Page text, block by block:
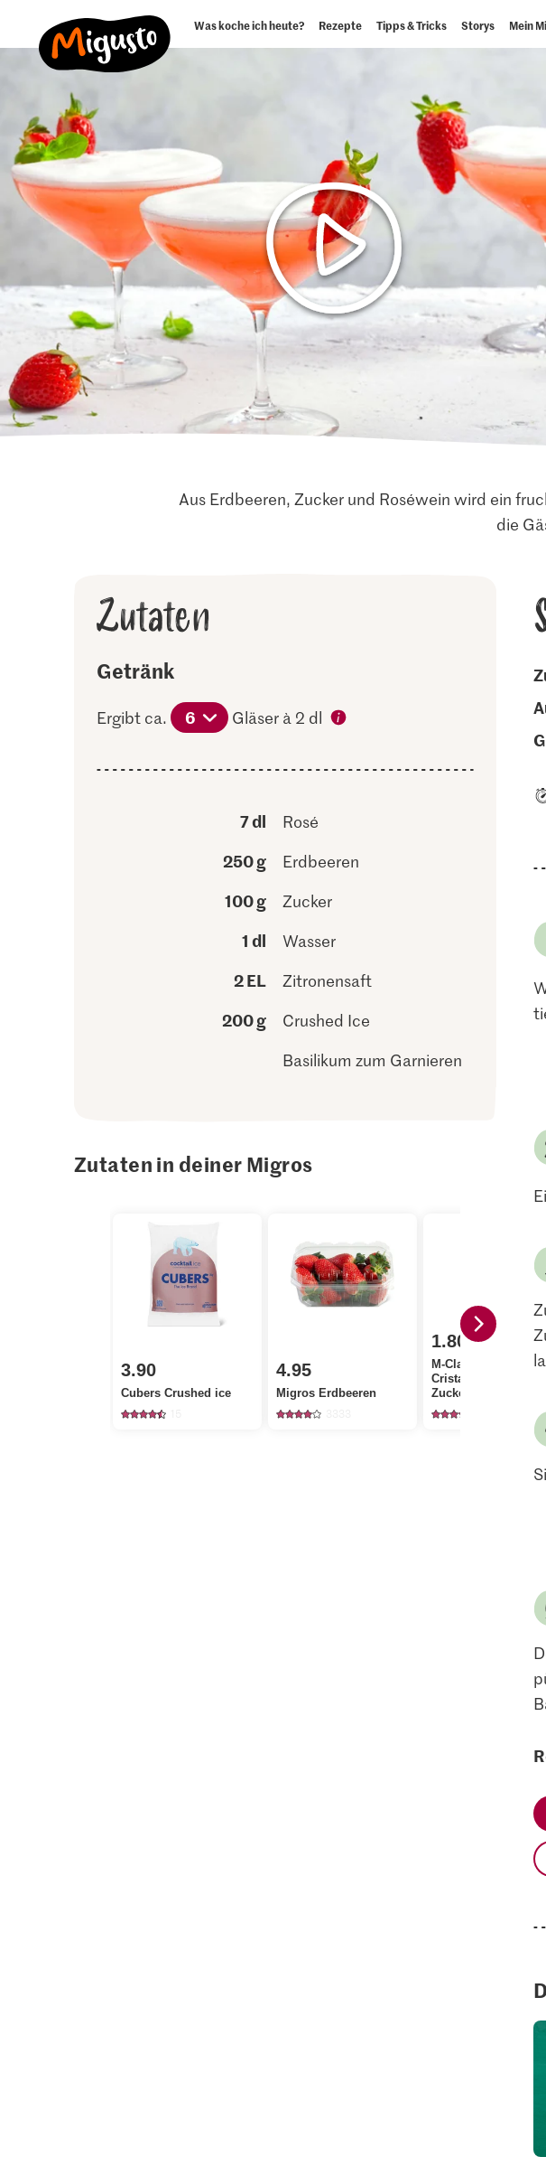
Was koche ich heute? Rezepte Tipps & Tricks Storys Mein
Aus Erdbeeren, Zucker und Roséwein wird ein
die
Zutaten
Getränk
Ergibt ca. 6 Gläser à 2 dl
7 dl Rosé
250 g Erdbeeren
100 g Zucker
1 dl Wasser
2 EL Zitronensaft
200 g
Crushed Ice
Basilikum zum Garnieren
Zutaten in deiner Migros
3.90
Cubers Crushed ice
4.95
Migros Erdbeeren
1.80
M-Classic IP-
Cristal Feinkristall-
Zucker